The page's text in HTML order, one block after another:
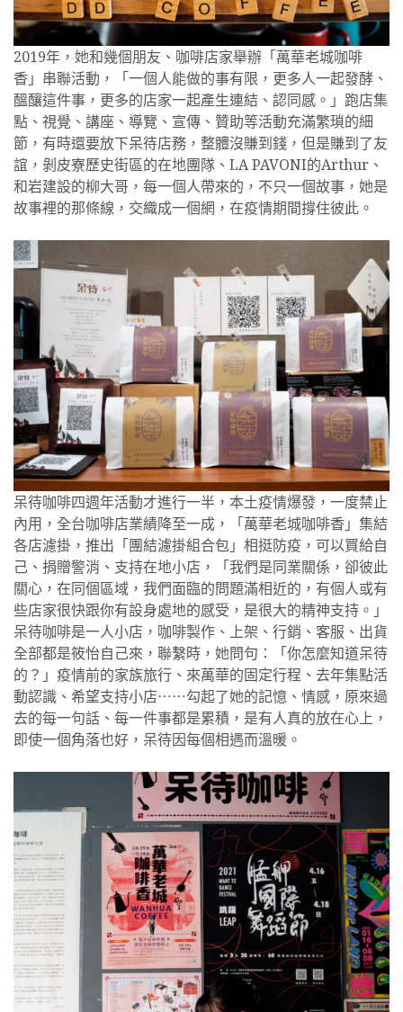
2019年，她和幾個朋友、咖啡店家舉辦「萬華老城咖啡
香」串聯活動，「一個人能做的事有限，更多人一起發酵、
醞釀這件事，更多的店家一起產生連結、認同感。」跑店集
點、視覺、講座、導覽、宣傳、贊助等活動充滿繁瑣的細
節，有時還要放下呆待店務，整體沒賺到錢，但是賺到了友
誼，剝皮寮歷史街區的在地團隊、LA PAVONI的Arthur、
和岩建設的柳大哥，每一個人帶來的，不只一個故事，她是
故事裡的那條線，交織成一個網，在疫情期間撐住彼此。
呆待咖啡四週年活動才進行一半，本土疫情爆發，一度禁止
內用，全台咖啡店業績降至一成，「萬華老城咖啡香」集結
各店濾掛，推出「團結濾掛組合包」相挺防疫，可以買給自
己、捐贈警消、支持在地小店，「我們是同業關係，卻彼此
關心，在同個區域，我們面臨的問題滿相近的，有個人或有
些店家很快跟你有設身處地的感受，是很大的精神支持。」
呆待咖啡是一人小店，咖啡製作、上架、行銷、客服、出貨
全部都是筱怡自己來，聯繫時，她問句：「你怎麼知道呆待
的？」疫情前的家族旅行、來萬華的固定行程、去年集點活
動認識、希望支持小店⋯⋯勾起了她的記憶、情感，原來過
去的每一句話、每一件事都是累積，是有人真的放在心上，
即使一個角落也好，呆待因每個相遇而溫暖。